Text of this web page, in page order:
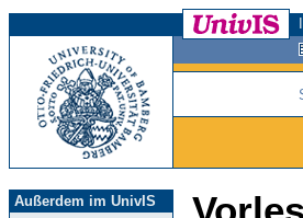
Außerdem im UnivIS